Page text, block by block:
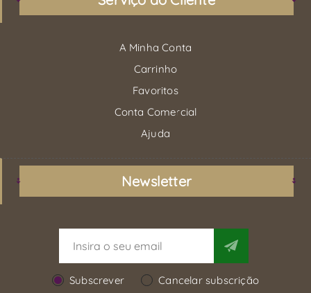
A Minha Conta
Carrinho
Favoritos
Conta Comercial
Ajuda
Newsletter
Subscrever Cancelar subscrição